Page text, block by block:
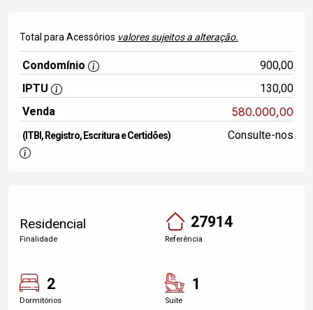
Total para Acessórios valores sujeitos a alteração.
Condomínio
900,00
IPTU
130,00
Venda
580.000,00
(ITBI, Registro, Escritura e Certidões) Consulte-nos
Residencial
Finalidade
27914
Referência
2
Dormitórios
1
Suite